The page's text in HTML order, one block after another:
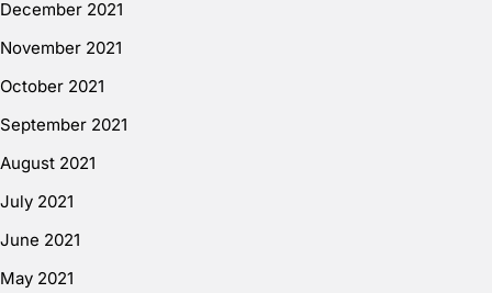
December 2021
November 2021
October 2021
September 2021
August 2021
July 2021
June 2021
May 2021